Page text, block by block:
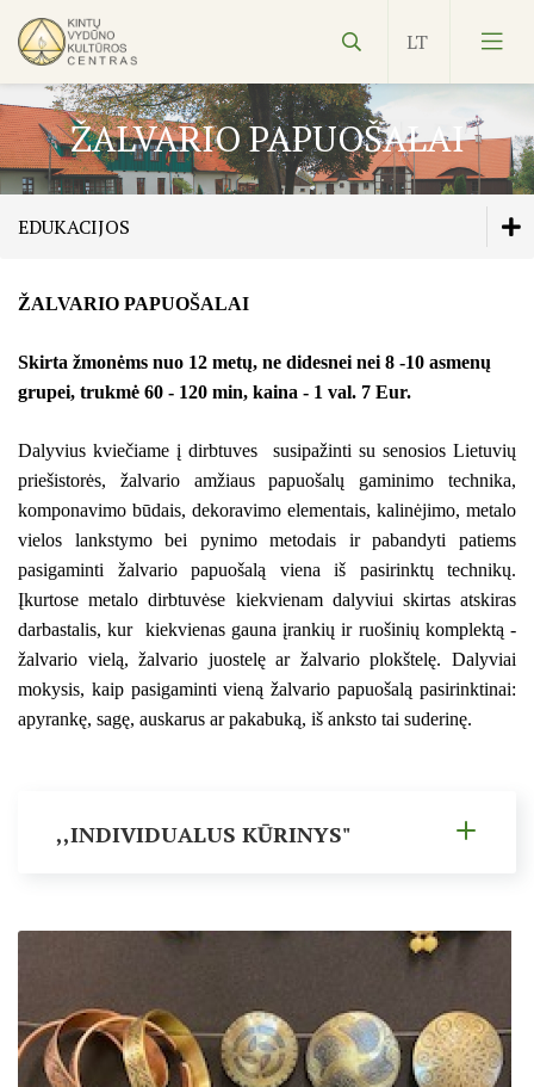
Ekspozicijos
NVŠ
Veiklos planas
KILNOJAMOJI Emalio darbų paroda KLAIPĖDOS
ŠILUTĖS ŽRVVG ,,ŽUVĖJŲ KRAŠTAS" PROJEKTAS 2025/
KPD PROJEKTAS ,,MAŽOSIOS LIETUVOS MOKYKLA-
KPD PROJEKTAS ,,MAŽOSIOS LIETUVOS MOKYKLA-
KPD PROJEKTAS ,,MAŽOSIOS LIETUVOS MOKYKLA-
ŽALVARIO PAPUOŠALAI
EDUKACIJOS
Edukacijos
SUKURK IR NUSPALVINK VĖTRUNGĖLĘ
MILŽINO SAGA
EMALIO MENO TECHNIKA
ŽALVARIO PAPUOŠALAI
IŠGIRSK - PAMATYK - PALIESK
TAIP RAŠĖ VYDŪNAS
PROGINIS ATVIRUKAS
KALENDORINĖS ŠVENTĖS
Kultūros pasas
ŽALVARIO PAPUOŠALAI
Skirta žmonėms nuo 12 metų, ne didesnei nei 8 -10 asmenų
grupei, trukmė 60 - 120 min, kaina - 1 val. 7 Eur.
Dalyviuskviečiame į dirbtuves susipažinti su senosios Lietuvių
priešistorės, žalvario amžiaus papuošalų gaminimo technika,
komponavimo būdais, dekoravimo elementais, kalinėjimo, metalo
vielos lankstymo bei pynimo metodais ir pabandyti patiems
pasigaminti žalvario papuošalą viena iš pasirinktų technikų.
Įkurtose metalo dirbtuvėse kiekvienam dalyviui skirtas atskiras
darbastalis, kur kiekvienas gaunaįrankių ir ruošinių komplektą -
žalvario vielą, žalvario juostelę ar žalvario plokštelę. Dalyviai
mokysis, kaip pasigaminti vieną žalvario papuošalą pasirinktinai:
apyrankę, sagę, auskarus ar pakabuką, iš anksto tai suderinę.
,,INDIVIDUALUS KŪRINYS"